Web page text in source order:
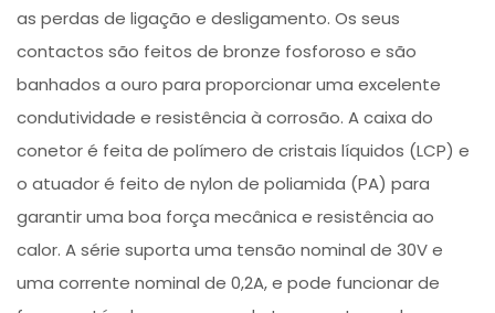
as perdas de ligação e desligamento. Os seus
contactos são feitos de bronze fosforoso e são
banhados a ouro para proporcionar uma excelente
condutividade e resistência à corrosão. A caixa do
conetor é feita de polímero de cristais líquidos (LCP) e
o atuador é feito de nylon de poliamida (PA) para
garantir uma boa força mecânica e resistência ao
calor. A série suporta uma tensão nominal de 30V e
uma corrente nominal de 0,2A, e pode funcionar de